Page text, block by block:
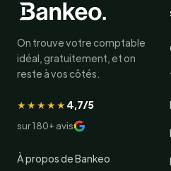
On trouve votre comptable
idéal, gratuitement, et on
reste à vos côtés.
★★★★★4,7/5
sur 180+ avis
À propos de Bankeo